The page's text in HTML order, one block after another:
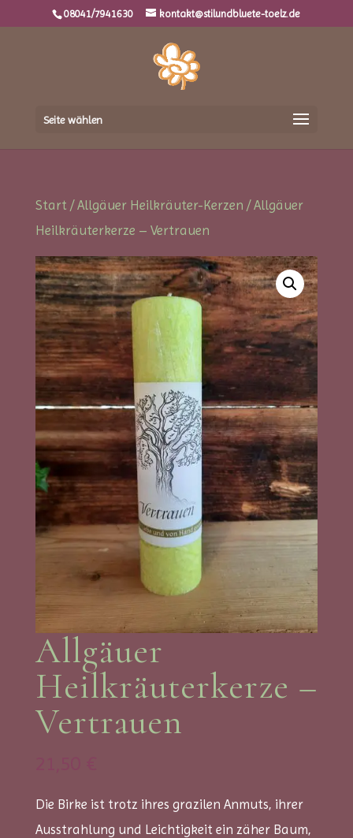
08041/7941630 kontakt@stilundbluete-toelz.de
Seite wählen
Start /Allgäuer Heilkräuter-Kerzen / Allgäuer
Heilkräuterkerze – Vertrauen
Allgäuer
Heilkräuterkerze –
Vertrauen
Die Birke ist trotz ihres grazilen Anmuts, ihrer
Ausstrahlung und Leichtigkeit ein zäher Baum,